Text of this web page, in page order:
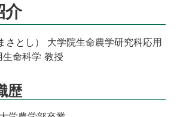
介
さとし） 大学院生命農学研究科応用
命科学 教授
歴